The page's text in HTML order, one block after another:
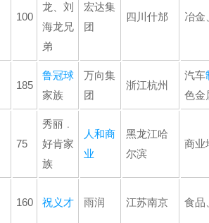
100
龙、刘
海龙兄
弟
宏达集
团
四川什邡 冶金
185
鲁冠球
家族
万向集
团
浙江杭州
汽车
色金
75
秀丽﹒
好肯家
族
人和商
业
黑龙江哈
尔滨
商业
160 祝义才 雨润 江苏南京 食品